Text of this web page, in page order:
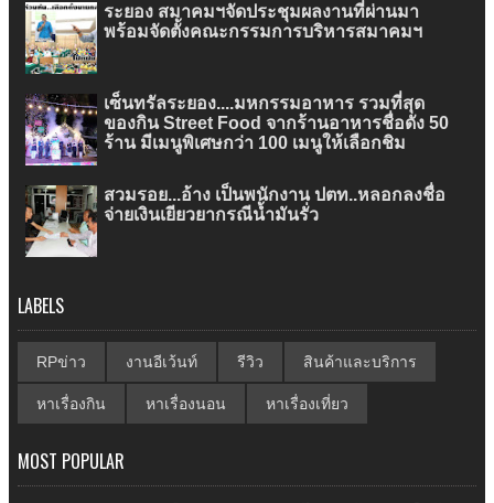
ระยอง สมาคมฯจัดประชุมผลงานที่ผ่านมา
พร้อมจัดตั้งคณะกรรมการบริหารสมาคมฯ
เซ็นทรัลระยอง....มหกรรมอาหาร รวมที่สุด
ของกิน Street Food จากร้านอาหารชื่อดัง 50
ร้าน มีเมนูพิเศษกว่า 100 เมนูให้เลือกชิม
สวมรอย...อ้าง เป็นพนักงาน ปตท..หลอกลงชื่อ
จ่ายเงินเยียวยากรณีน้ำมันรั่ว
LABELS
RPข่าว งานอีเว้นท์ รีวิว สินค้าและบริการ
หาเรื่องกิน หาเรื่องนอน หาเรื่องเที่ยว
MOST POPULAR